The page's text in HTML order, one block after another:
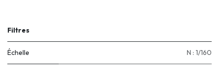
Filtres
Échelle N : 1/160